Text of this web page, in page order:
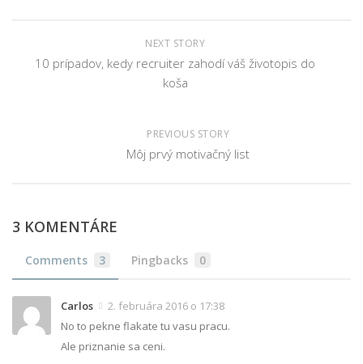
NEXT STORY
10 prípadov, kedy recruiter zahodí váš životopis do
koša
PREVIOUS STORY
Môj prvý motivačný list
3 KOMENTÁRE
Comments 3 Pingbacks 0
Carlos
2. februára 2016 o 17:38
No to pekne flakate tu vasu pracu.
Ale priznanie sa ceni.